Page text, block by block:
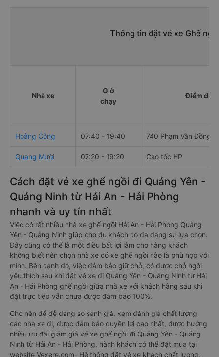
Thông tin đặt vé xe Ghế
Nhà xe
Giờ
chạy
Điểm đi
Hoàng Công 07:40 - 19:40 740 Phạm Văn Đồng
Quang Mười 07:20 - 19:20 Cao tốc HP
Cách đặt vé xe ghế ngồi đi Quảng Yên -
Quảng Ninh từ Hải An - Hải Phòng
nhanh và uy tín nhất
Việc có rất nhiều nhà xe ghế ngồi Hải An - Hải Phòng Quảng
Yên - Quảng Ninh giúp cho du khách có đa dạng sự lựa chọn.
Đây cũng có thể là một điều bất lợi làm cho hàng khách
không biết nên chọn nhà xe có xe ghế ngồi nào là phù hợp với
mình. Bên cạnh đó, việc đảm bảo giữ chỗ, có được chỗ ngồi
yêu thích sau khi đặt vé xe đi Quảng Yên - Quảng Ninh từ Hải
An - Hải Phòng ghế ngồi giữa nhà xe với khách hàng sau khi
đặt trực tiếp vẫn chưa được đảm bảo 100%.
Cho nên để dễ dàng so sánh giá, xem đánh giá chất lượng
các nhà xe đi, được đảm bảo quyền lợi cao nhất, được hưởng
nhiều ưu đãi giảm giá vé xe ghế ngồi đi Quảng Yên - Quảng
Ninh từ Hải An - Hải Phòng, hành khách có thể đặt mua tại
website Vexere.com- Hệ thống đặt vé xe khách chất lượng,